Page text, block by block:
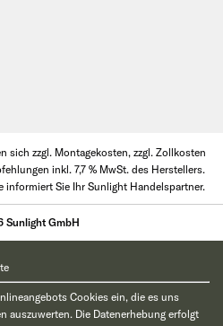
sich zzgl. Montagekosten, zzgl. Zollkosten
inkl. 7,7 % MwSt. des Herstellers.
informiert Sie Ihr Sunlight Handelspartner.
Sunlight GmbH
Cookies ein, die es uns
auszuwerten. Die Datenerhebung erfolgt